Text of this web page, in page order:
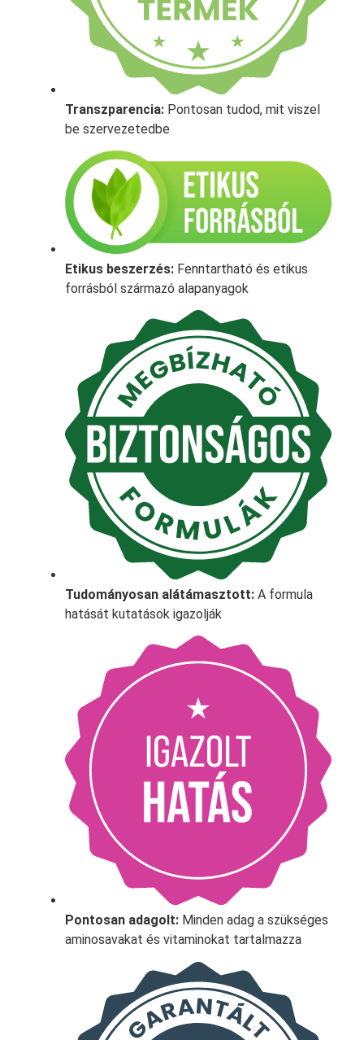
Transzparencia: Pontosan tudod, mit viszel
be szervezetedbe
Etikus beszerzés: Fenntartható és etikus
forrásból származó alapanyagok
Tudományosan alátámasztott: A formula
hatását kutatások igazolják
Pontosan adagolt: Minden adag a szükséges
aminosavakat és vitaminokat tartalmazza